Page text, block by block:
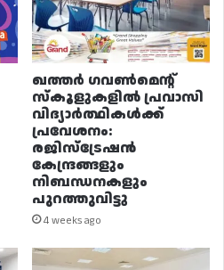
ഖത്തർ ഗവൺമെന്റ്
സ്കൂളുകളിൽ പ്രവാസി
വിദ്യാർത്ഥികൾക്ക്
പ്രവേശനം:
രജിസ്ട്രേഷൻ
കേന്ദ്രങ്ങളും
നിബന്ധനകളും
പുറത്തുവിട്ടു
4 weeks ago